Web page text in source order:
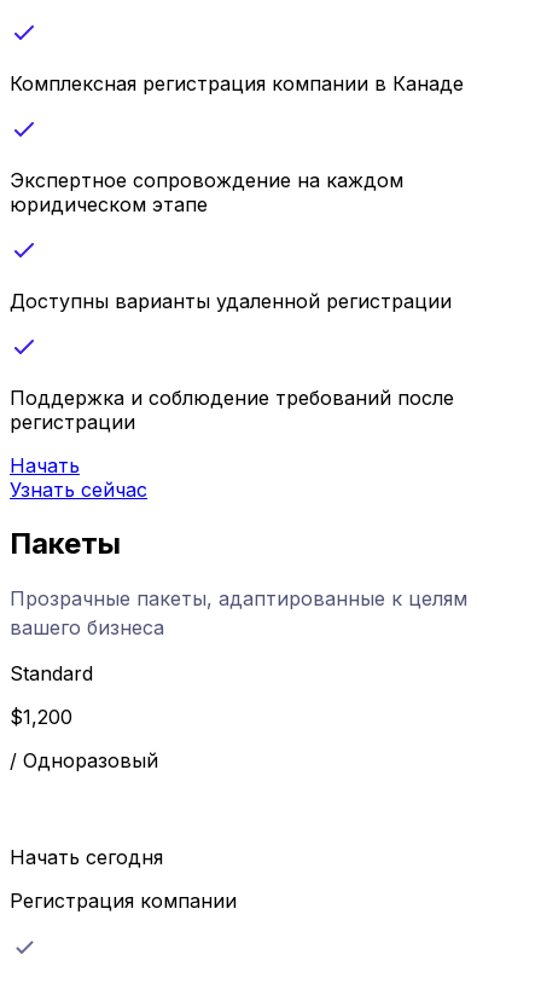
Комплексная регистрация компании в Канаде
Экспертное сопровождение на каждом
юридическом этапе
Доступны варианты удаленной регистрации
Поддержка и соблюдение требований после
регистрации
Начать
Узнать сейчас
Пакеты
Прозрачные пакеты, адаптированные к целям
вашего бизнеса
Standard
$1,200
/ Одноразовый
Начать сегодня
Регистрация компании